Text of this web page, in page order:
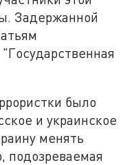
Задержанной
было
и украинское
менять
подозреваемая